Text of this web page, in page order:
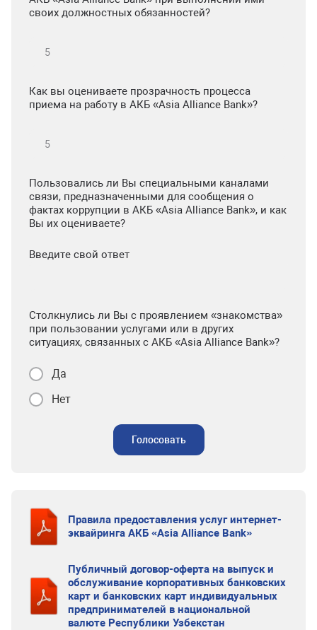
своих должностных обязанностей?
Как вы оцениваете прозрачность процесса
приема на работу в АКБ «Asia Alliance Bank»?
Пользовались ли Вы специальными каналами
связи, предназначенными для сообщения о
фактах коррупции в АКБ «Asia Alliance Bank», и как
Вы их оцениваете?
Введите свой ответ
Столкнулись ли Вы с проявлением «знакомства»
при пользовании услугами или в других
ситуациях, связанных с АКБ «Asia Alliance Bank»?
Да
Нет
Голосовать
Правила предоставления услуг интернет-
эквайринга АКБ «Asia Alliance Bank»
Публичный договор-оферта на выпуск и
обслуживание корпоративных банковских
карт и банковских карт индивидуальных
предпринимателей в национальной
валюте Республики Узбекстан